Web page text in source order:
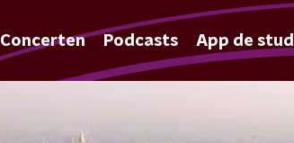
Concerten Podcasts App de